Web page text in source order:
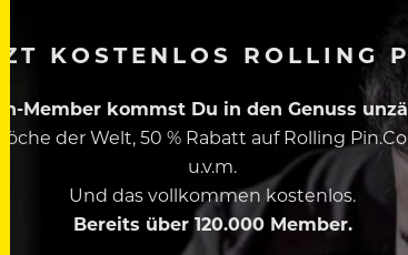
KOSTENLOS ROLLING
Member kommst Du in den Genuss
der Welt, 50 % Rabatt auf Rolling
u.v.m.
Und das vollkommen kostenlos.
Bereits über 120.000 Member.